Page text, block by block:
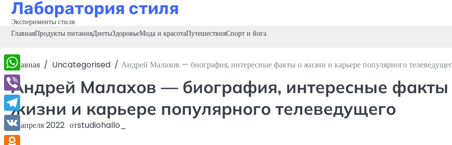
Перейти
содержимому
Лаборатория стиля
Эксперименты стиля
ГлавнаяПродукты питанияДиетыЗдоровьеМода и красотаПутешествияСпорт и йога
Главная Uncategorised Андрей Малахов — биография, интересные факты о жизни и карьере популярного
Андрей Малахов — биография, интересные факты
жизни и карьере популярного телеведущего
17 апреля 2022 отstudiohallo_
WhatsApp
Viber
Telegram
VK